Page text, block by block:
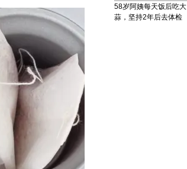
58岁阿姨每天饭后吃大
蒜，坚持2年后去体检